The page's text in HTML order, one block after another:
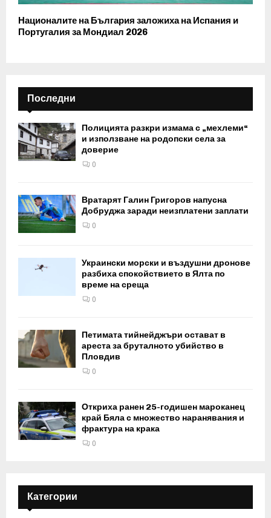
Националите на България заложиха на Испания и
Португалия за Мондиал 2026
Последни
Полицията разкри измама с „мехлеми“
и използване на родопски села за
доверие
0
Вратарят Галин Григоров напусна
Добруджа заради неизплатени заплати
0
Украински морски и въздушни дронове
разбиха спокойствието в Ялта по
време на среща
0
Петимата тийнейджъри остават в
ареста за бруталното убийство в
Пловдив
0
Откриха ранен 25-годишен мароканец
край Бяла с множество наранявания и
фрактура на крака
0
Категории